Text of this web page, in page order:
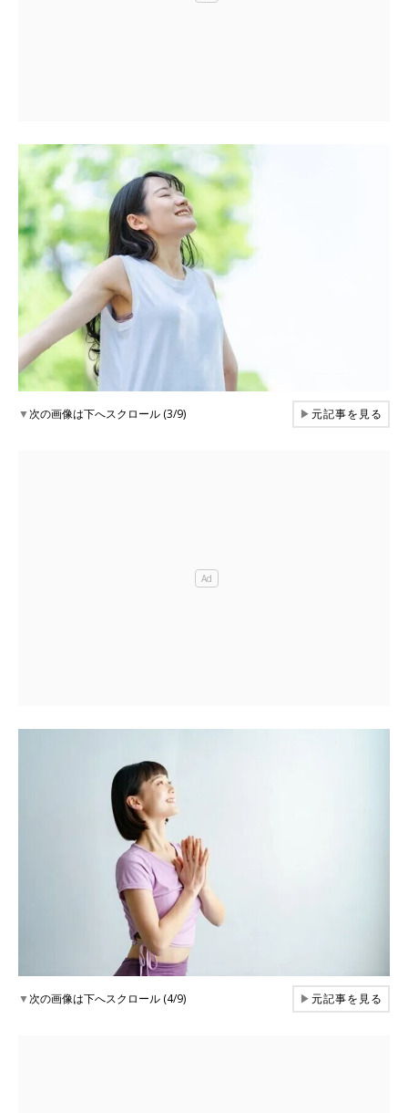
▼次の画像は下へスクロール (3/9) ▶元記事を見る
▼次の画像は下へスクロール (4/9) ▶元記事を見る